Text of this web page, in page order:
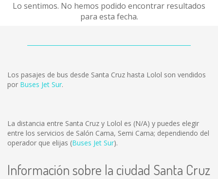
Lo sentimos. No hemos podido encontrar resultados
para esta fecha.
Los pasajes de bus desde Santa Cruz hasta Lolol son vendidos
por Buses Jet Sur.
La distancia entre Santa Cruz y Lolol es (N/A) y puedes elegir
entre los servicios de Salón Cama, Semi Cama; dependiendo del
operador que elijas (Buses Jet Sur).
Información sobre la ciudad Santa Cruz